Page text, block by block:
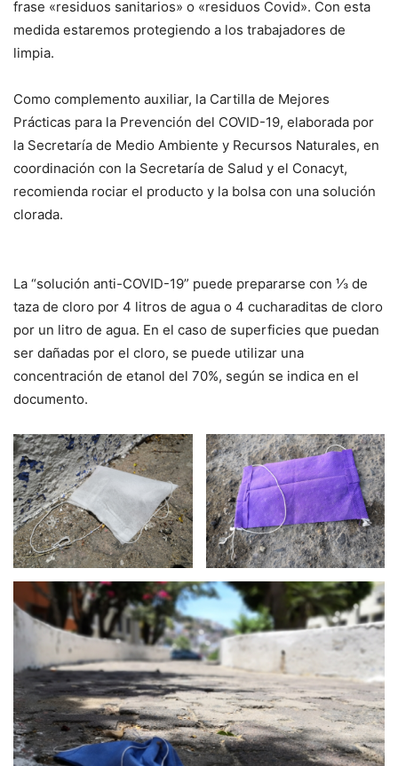
frase «residuos sanitarios» o «residuos Covid». Con esta
medida estaremos protegiendo a los trabajadores de
limpia.
Como complemento auxiliar, la Cartilla de Mejores
Prácticas para la Prevención del COVID-19, elaborada por
la Secretaría de Medio Ambiente y Recursos Naturales, en
coordinación con la Secretaría de Salud y el Conacyt,
recomienda rociar el producto y la bolsa con una solución
clorada.
La “solución anti-COVID-19” puede prepararse con ⅓ de
taza de cloro por 4 litros de agua o 4 cucharaditas de cloro
por un litro de agua. En el caso de superficies que puedan
ser dañadas por el cloro, se puede utilizar una
concentración de etanol del 70%, según se indica en el
documento.